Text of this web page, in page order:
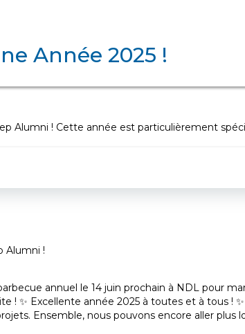
Année 2025 !
! Cette année est particulièrement
Alumni !
annuel le 14 juin prochain à NDL pour
✨ Excellente année 2025 à toutes et à tous ! ✨
Ensemble, nous pouvons encore aller plus